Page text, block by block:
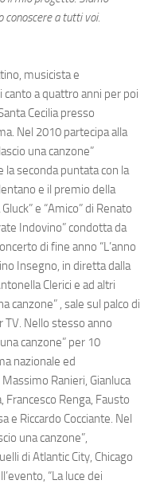
conoscere a tutti voi.
musicista e
a quattro anni per poi
Cecilia presso
Nel 2010 partecipa alla
una canzone”
la seconda puntata con la
e il premio della
e “Amico” di Renato
Indovino” condotta da
di fine anno “L’anno
Insegno, in diretta dalla
Clerici e ad altri
canzone” , sale sul palco di
TV. Nello stesso anno
canzone” per 10
nazionale ed
Ranieri, Gianluca
Francesco Renga, Fausto
e Riccardo Cocciante. Nel
una canzone”,
di Atlantic City, Chicago
“La luce dei